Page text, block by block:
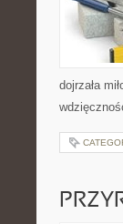
dojrzała